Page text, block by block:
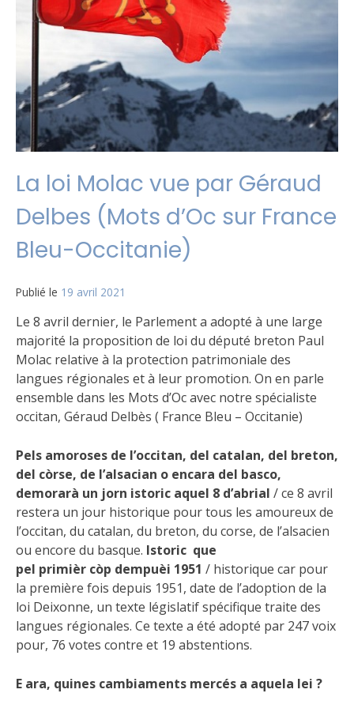
La loi Molac vue par Géraud
Delbes (Mots d’Oc sur France
Bleu-Occitanie)
Publié le 19 avril 2021
Le 8 avril dernier, le Parlement a adopté à une large
majorité la proposition de loi du député breton Paul
Molac relative à la protection patrimoniale des
langues régionales et à leur promotion. On en parle
ensemble dans les Mots d’Oc avec notre spécialiste
occitan, Géraud Delbès ( France Bleu – Occitanie)
Pels amoroses de l’occitan, del catalan, del breton,
del còrse, de l’alsacian o encara del basco,
demorarà un jorn istoric aquel 8 d’abrial / ce 8 avril
restera un jour historique pour tous les amoureux de
l’occitan, du catalan, du breton, du corse, de l’alsacien
ou encore du basque. Istoric que
pel primièr còp dempuèi 1951 / historique car pour
la première fois depuis 1951, date de l’adoption de la
loi Deixonne, un texte législatif spécifique traite des
langues régionales. Ce texte a été adopté par 247 voix
pour, 76 votes contre et 19 abstentions.
E ara, quines cambiaments mercés a aquela lei ?